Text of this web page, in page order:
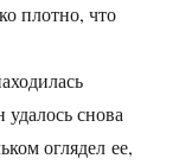
плотно, что
снова
оглядел ее,